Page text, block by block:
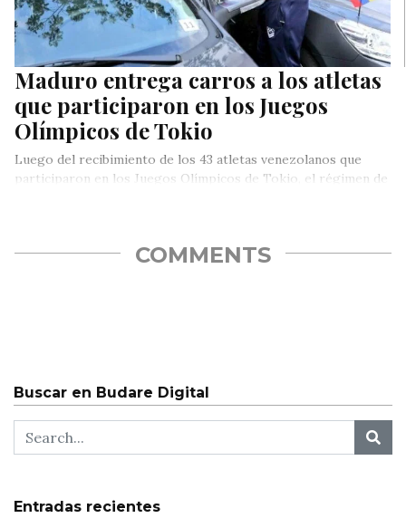
Maduro entrega carros a los atletas
que participaron en los Juegos
Olímpicos de Tokio
Luego del recibimiento de los 43 atletas venezolanos que
participaron en los Juegos Olímpicos de Tokio, el régimen de
COMMENTS
Buscar en Budare Digital
Entradas recientes